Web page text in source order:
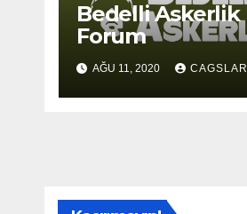
Bedelli Askerlik
Forum
AĞU 11, 2020 CAGSLAR